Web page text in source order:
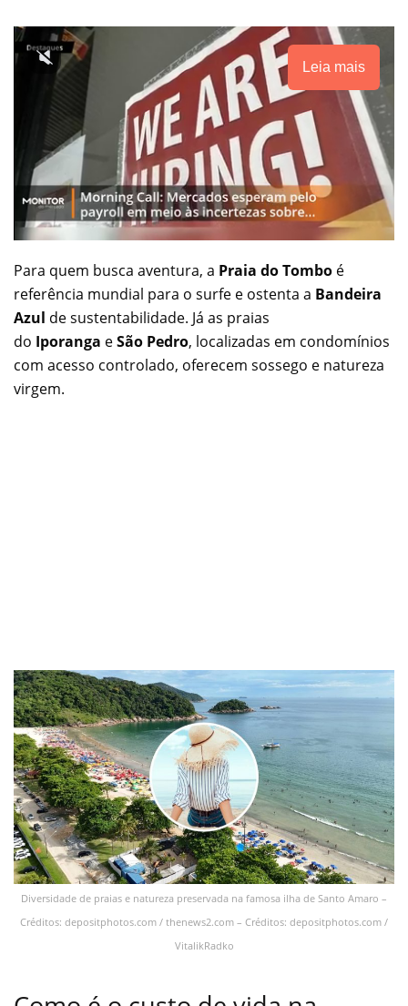
Leia mais
Para quem busca aventura, a Praia do Tombo é
referência mundial para o surfe e ostenta a Bandeira
Azul de sustentabilidade. Já as praias
do Iporanga eSão Pedro, localizadas em condomínios
com acesso controlado, oferecem sossego e natureza
virgem.
Diversidade de praias e natureza preservada na famosa ilha de Santo Amaro –
Créditos: depositphotos.com / thenews2.com – Créditos: depositphotos.com /
VitalikRadko